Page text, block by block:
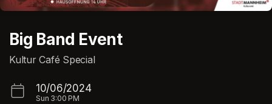
Big Band Event
Kultur Café Special
10/06/2024
Sun 3:00 PM